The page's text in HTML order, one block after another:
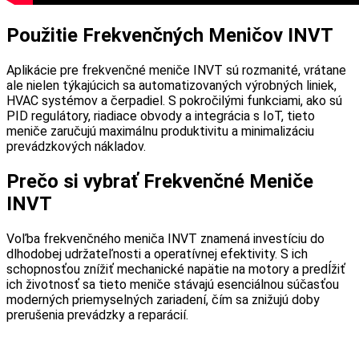
Použitie Frekvenčných Meničov INVT
Aplikácie pre frekvenčné meniče INVT sú rozmanité, vrátane
ale nielen týkajúcich sa automatizovaných výrobných liniek,
HVAC systémov a čerpadiel. S pokročilými funkciami, ako sú
PID regulátory, riadiace obvody a integrácia s IoT, tieto
meniče zaručujú maximálnu produktivitu a minimalizáciu
prevádzkových nákladov.
Prečo si vybrať Frekvenčné Meniče
INVT
Voľba frekvenčného meniča INVT znamená investíciu do
dlhodobej udržateľnosti a operatívnej efektivity. S ich
schopnosťou znížiť mechanické napätie na motory a predĺžiť
ich životnosť sa tieto meniče stávajú esenciálnou súčasťou
moderných priemyselných zariadení, čím sa znižujú doby
prerušenia prevádzky a reparácií.